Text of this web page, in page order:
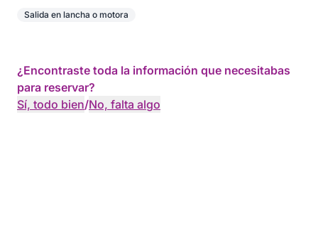
Salida en lancha o motora
¿Encontraste toda la información que necesitabas
para reservar?
Sí, todo bien/No, falta algo